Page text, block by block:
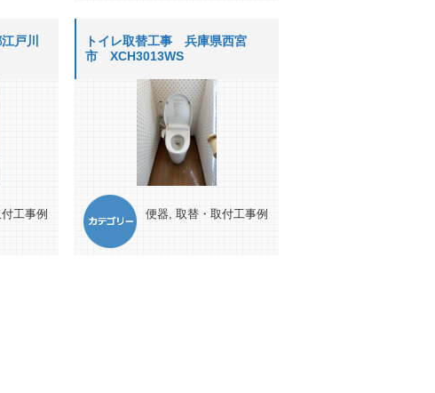
戸川
工事例
トイレ取替工事 兵庫県西宮
市 XCH3013WS
便器, 取替・取付工事例